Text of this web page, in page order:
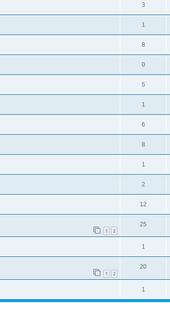
3
1
8
0
5
1
6
8
1
2
12
1 2
25
1
1 2
20
1